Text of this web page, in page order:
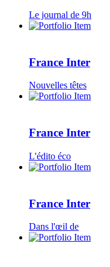
Le journal de 9h
France Inter
Nouvelles têtes
France Inter
L'édito éco
France Inter
Dans l'œil de